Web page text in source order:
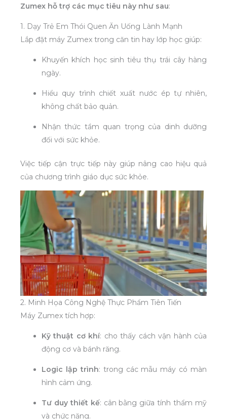
Zumex hỗ trợ các mục tiêu này như sau:
1. Dạy Trẻ Em Thói Quen Ăn Uống Lành Mạnh
Lắp đặt máy Zumex trong căn tin hay lớp học giúp:
Khuyến khích học sinh tiêu thụ trái cây hàng
ngày.
Hiểu quy trình chiết xuất nước ép tự nhiên,
không chất bảo quản.
Nhận thức tầm quan trọng của dinh dưỡng
đối với sức khỏe.
Việc tiếp cận trực tiếp này giúp nâng cao hiệu quả
của chương trình giáo dục sức khỏe.
2. Minh Họa Công Nghệ Thực Phẩm Tiên Tiến
Máy Zumex tích hợp:
Kỹ thuật cơ khí: cho thấy cách vận hành của
động cơ và bánh răng.
Logic lập trình: trong các mẫu máy có màn
hình cảm ứng.
Tư duy thiết kế: cân bằng giữa tính thẩm mỹ
và chức năng.